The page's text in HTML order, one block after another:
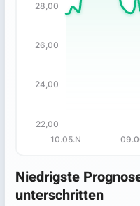
Chart with 66 data
The chart has 1 X
The chart has 1 Y
10.05.N
22,00
24,00
26,00
28,00
Niedrigste
unterschritten